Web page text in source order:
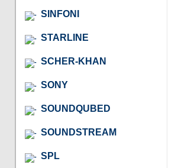
SINFONI
STARLINE
SCHER-KHAN
SONY
SOUNDQUBED
SOUNDSTREAM
SPL